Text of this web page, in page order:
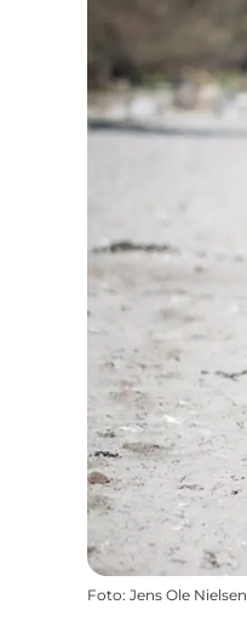
Foto: Jens Ole Nielsen‎